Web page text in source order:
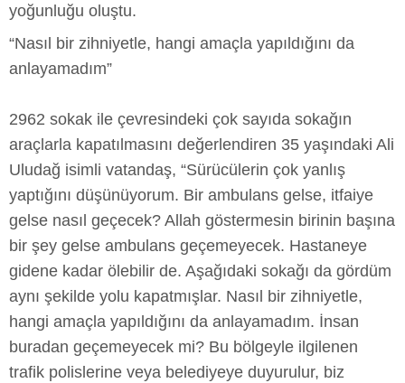
yoğunluğu oluştu.
“Nasıl bir zihniyetle, hangi amaçla yapıldığını da
anlayamadım”
2962 sokak ile çevresindeki çok sayıda sokağın
araçlarla kapatılmasını değerlendiren 35 yaşındaki Ali
Uludağ isimli vatandaş, “Sürücülerin çok yanlış
yaptığını düşünüyorum. Bir ambulans gelse, itfaiye
gelse nasıl geçecek? Allah göstermesin birinin başına
bir şey gelse ambulans geçemeyecek. Hastaneye
gidene kadar ölebilir de. Aşağıdaki sokağı da gördüm
aynı şekilde yolu kapatmışlar. Nasıl bir zihniyetle,
hangi amaçla yapıldığını da anlayamadım. İnsan
buradan geçemeyecek mi? Bu bölgeyle ilgilenen
trafik polislerine veya belediyeye duyurulur, biz